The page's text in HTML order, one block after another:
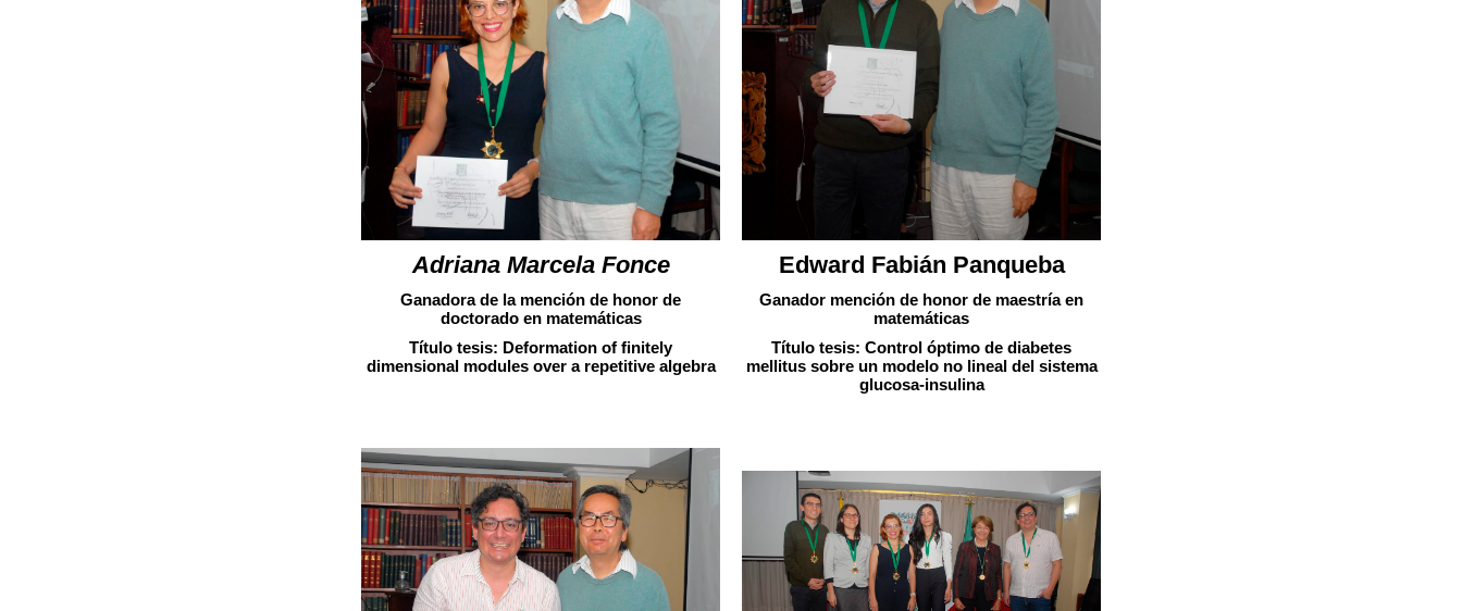
Adriana Marcela Fonce
Ganadora de la mención de honor de
doctorado en matemáticas
Título tesis: Deformation of finitely
dimensional modules over a repetitive algebra
Edward Fabián Panqueba
Ganador mención de honor de maestría en
matemáticas
Título tesis: Control óptimo de diabetes
mellitus sobre un modelo no lineal del sistema
glucosa-insulina